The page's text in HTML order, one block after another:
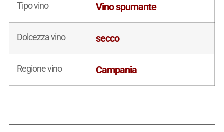
Tipo vino Vino spumante
Dolcezza vino secco
Regione vino Campania